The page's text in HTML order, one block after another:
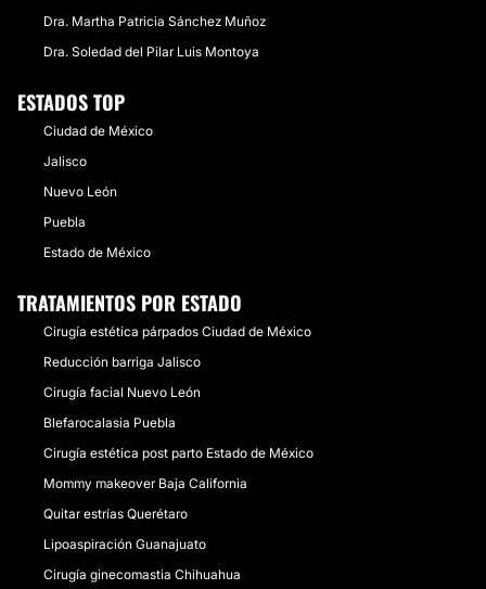
Dra. Martha Patricia Sánchez Muñoz
Dra. Soledad del Pilar Luis Montoya
ESTADOS TOP
Ciudad de México
Jalisco
Nuevo León
Puebla
Estado de México
TRATAMIENTOS POR ESTADO
Cirugía estética párpados Ciudad de México
Reducción barriga Jalisco
Cirugía facial Nuevo León
Blefarocalasia Puebla
Cirugía estética post parto Estado de México
Mommy makeover Baja California
Quitar estrías Querétaro
Lipoaspiración Guanajuato
Cirugía ginecomastia Chihuahua